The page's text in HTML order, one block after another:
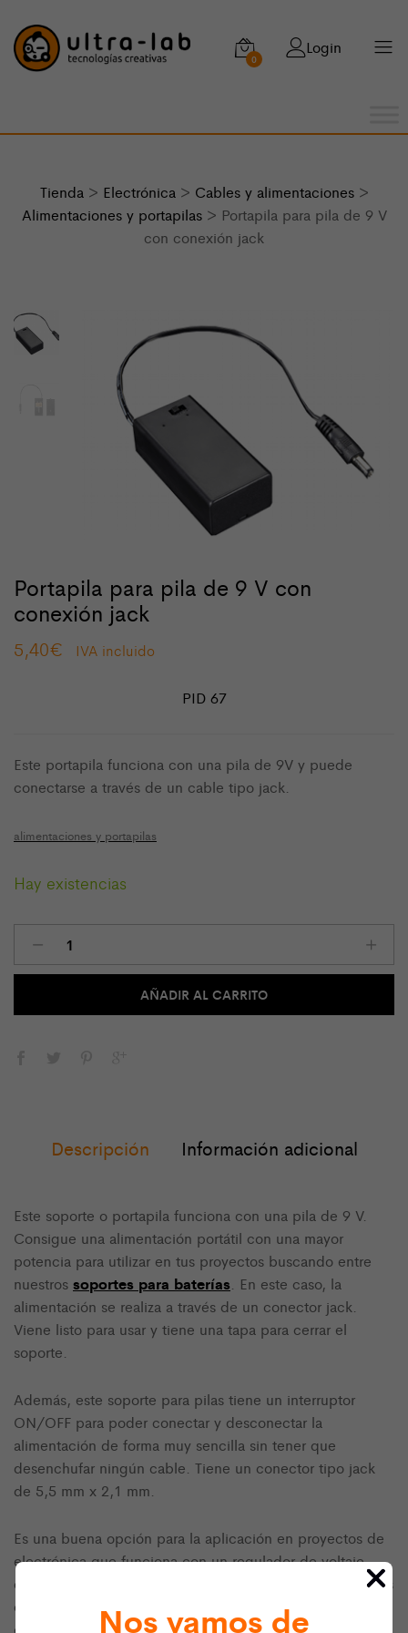
0
Login
Tienda> Electrónica> Cables y alimentaciones>
Alimentaciones y portapilas> Portapila para pila de 9 V
con conexión jack
Portapila para pila de 9 V con
conexión jack
5,40€ IVA incluido
PID 67
Este portapila funciona con una pila de 9V y puede
conectarse a través de un cable tipo jack.
alimentaciones y portapilas
Hay existencias
pila
9
AÑADIR AL CARRITO
Descripción Información adicional
Este soporte o portapila funciona con una pila de 9 V.
Consigue una alimentación portátil con una mayor
potencia para utilizar en tus proyectos buscando entre
nuestros soportes para baterías. En este caso, la
alimentación se realiza a través de un conector jack.
Viene listo para usar y tiene una tapa para cerrar el
soporte.
Además, este soporte para pilas tiene un interruptor
ON/OFF para poder conectar y desconectar la
alimentación de forma muy sencilla sin tener que
desenchufar ningún cable. Tiene un conector tipo jack
de 5,5 mm x 2,1 mm.
Es una buena opción para la aplicación en proyectos de
electrónica que funciona con un regulador de voltaje
de 5V (que, por tanto, requieren una alimentación de más
de 7V) o para utilizar con motores o solenoides. Es la
Nos vamos de